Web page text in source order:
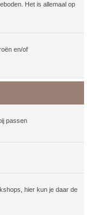
Het is allemaal op
en/of
passen
hier kun je daar de